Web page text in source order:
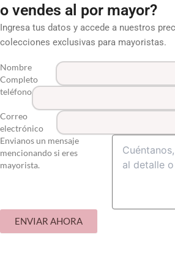
o vendes al por mayor?
Ingresa tus datos y accede a nuestros
colecciones exclusivas para mayoristas.
Nombre
Completo
teléfono
Correo
electrónico
Envianos un mensaje
mencionando si eres
mayorista.
ENVIAR AHORA